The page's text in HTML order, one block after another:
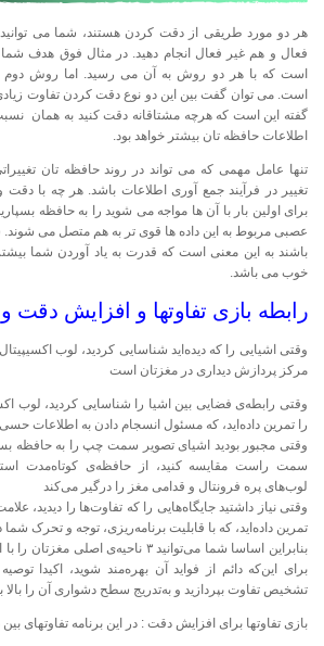
هر دو مورد طریقی از دقت کردن هستند، شما می
فعال و هم غیر فعال انجام دهید. در مثال فوق هدف شما
است که با هر دو روش به آن می رسید. اما روش دوم
است. می توان گفت بین این دو نوع دقت کردن تفاوت
گفته این است که هرچه مشتاقانه دقت کنید به همان
اطلاعات حافظه تان بیشتر خواهد بود.
تنها عامل مهمی که می تواند در روند حافظه تان
تغییر در فرآیند جمع آوری اطلاعات باشد. هر چه با دقت
برای اولین بار با آن ها مواجه می شوید را به حافظه
عصبی مربوط به این داده ها قوی تر به هم متصل می
باشند به این معنی است که قدرت به یاد آوردن شما
خوب می باشد.
رابطه بازی تفاوتها و افزایش دقت
وقتی اشیایی را که دیده‌اید شناسایی کردید، لوب
مرکز پردازش دیداری در مغزتان است
وقتی رابطه‌ی فضایی بین اشیا را شناسایی کردید، لوب
را تمرین داده‌اید، که مسئول انسجام دادن به اطلاعات
وقتی مجبور بودید اشیای تصویر سمت چپ را به حافظه
سمت راست مقایسه کنید، از حافظه‌ی کوتاه‌مدت
لوب‌های پره فرونتال و قدامی مغز را درگیر می‌کند
وقتی نیاز داشتید جایگاه‌هایی را که تفاوت‌ها را دیدید،
تمرین داده‌اید، که با قابلیت برنامه‌ریزی، توجه و تحرک
بنابراین اساسا شما می‌توانید ۳ ناحیه‌ی
برای این‌که دائم از فواید آن بهره‌مند شوید، اکیدا
تشخیص تفاوت بپردازید و به‌تدریج سطح دشواری آن را بالا
بازی تفاوتها برای افزایش دقت : در این برنامه تفاوتهای بین